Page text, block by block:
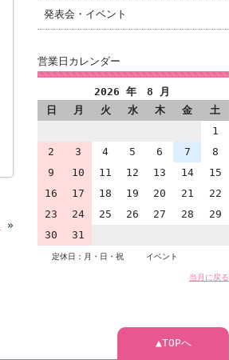
»
発表会・イベント
営業日カレンダー
2026 年 8 月
日
月 火 水 木 金
土
1
2
3 4 5 6 7
8
9
10 11 12 13 14
15
16
17 18 19 20 21
22
23
24 25 26 27 28
29
30
31
定休日：月・日・祝 イベント
当月に戻る
▲TOPへ